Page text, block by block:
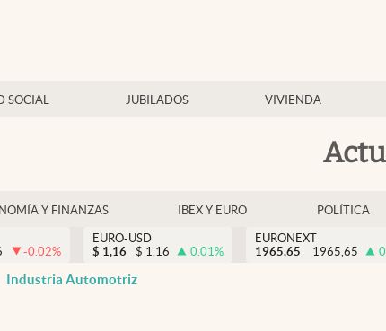
SOCIAL JUBILADOS VIVIENDA
Y FINANZAS IBEX Y EURO POLÍTICA
-0.02%
EURO-USD
$ 1,16 $ 1,16 0.01%
EURONEXT
1965,65
1965,65
Industria Automotriz